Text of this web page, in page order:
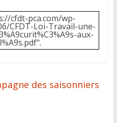
cfdt-pca.com/wp-
CFDT-Loi-Travail-une-
aux-
des saisonniers